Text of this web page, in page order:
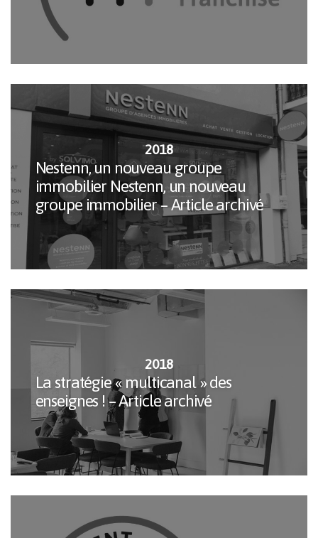
2018
Nestenn, un nouveau groupe
immobilier Nestenn, un nouveau
groupe immobilier – Article archivé
2018
La stratégie « multicanal » des
enseignes ! – Article archivé